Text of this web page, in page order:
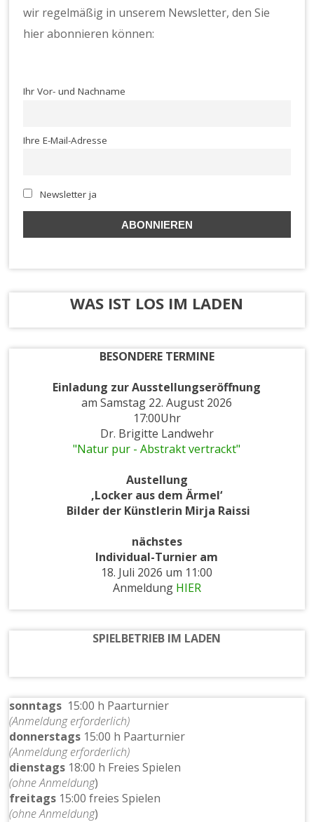
t
u
d
e
wir regelmäßig in unserem Newsletter, den Sie
hier abonnieren können:
Ihr Vor- und Nachname
Ihre E-Mail-Adresse
Newsletter ja
WAS IST LOS IM LADEN
BESONDERE TERMINE
Einladung zur Ausstellungseröffnung
am Samstag 22. August 2026
17:00Uhr
Dr. Brigitte Landwehr
"Natur pur - Abstrakt vertrackt"
Austellung
‚Locker aus dem Ärmel‘
Bilder der Künstlerin Mirja Raissi
nächstes
Individual-Turnier am
18. Juli 2026 um 11:00
Anmeldung HIER
SPIELBETRIEB IM LADEN
sonntags 15:00 h Paarturnier
(Anmeldung erforderlich)
donnerstags 15:00 h Paarturnier
(Anmeldung erforderlich)
dienstags 18:00 h Freies Spielen
(ohne Anmeldung)
freitags 15:00 freies Spielen
(ohne Anmeldung)